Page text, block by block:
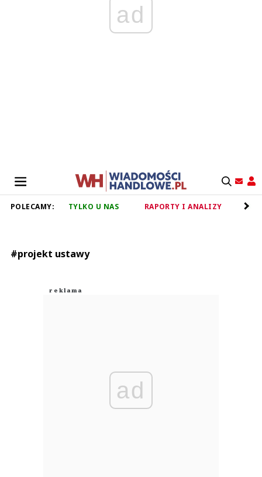
ad
POLECAMY: TYLKO U NAS RAPORTY I ANALIZY
#projekt ustawy
ad